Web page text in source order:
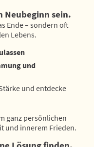
Neubeginn sein.
Ende – sondern oft
Lebens.
und
und entdecke
ganz persönlichen
und innerem Frieden.